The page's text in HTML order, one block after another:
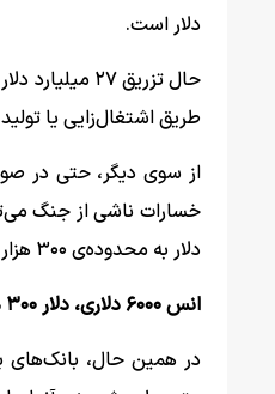
دلار است.
حال تزریق
طریق اشتغال‌زایی یا
دلار به محدوده‌ی ۳۰۰ هزار تومان برای پایان سال وارد خواهد شد.
انس ۶۰۰۰ دلاری، دلار ۳۰۰ هزار تومانی و طلای ۴۰ میلیونی
در همین حال، بانک‌های